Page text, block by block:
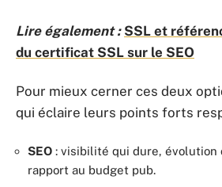
Lire également : SSL et
du certificat SSL sur le SEO
Pour mieux cerner ces deux
qui éclaire leurs points forts
SEO : visibilité qui dure,
rapport au budget pub.